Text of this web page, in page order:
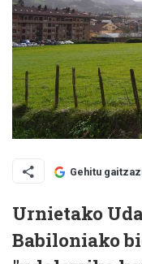
Gehitu
Urnietako
Babiloniako